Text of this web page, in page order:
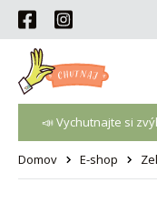
📣 Vychutnajte si
Domov E-shop